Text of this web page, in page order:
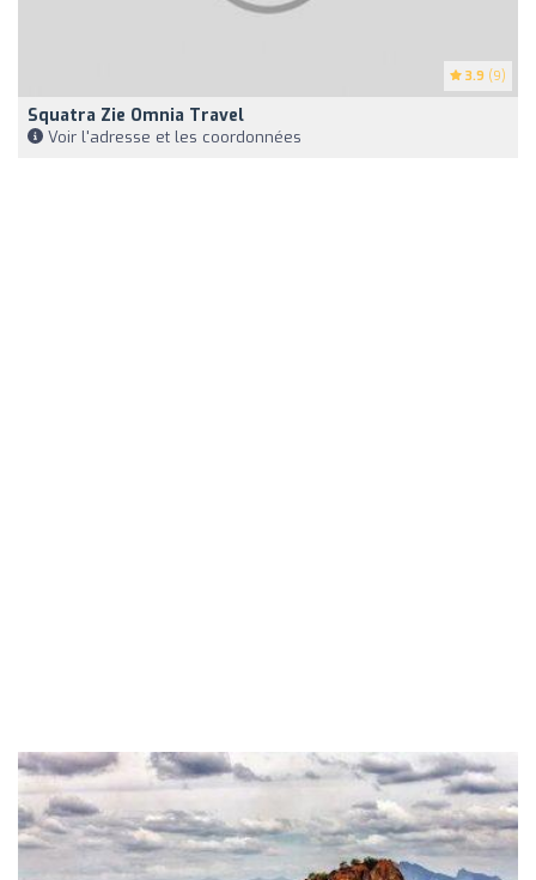
3.9 (9)
Squatra Zie Omnia Travel
Voir l'adresse et les coordonnées